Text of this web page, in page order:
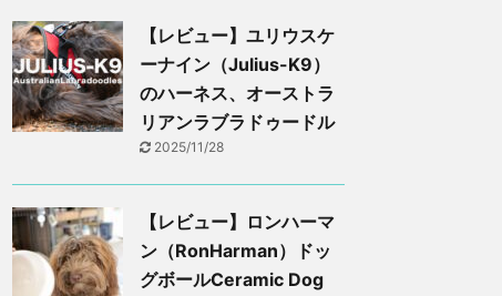
【レビュー】ユリウスケ
ーナイン（Julius-K9）
のハーネス、オーストラ
リアンラブラドゥードル
2025/11/28
【レビュー】ロンハーマ
ン（RonHarman）ドッ
グボールCeramic Dog